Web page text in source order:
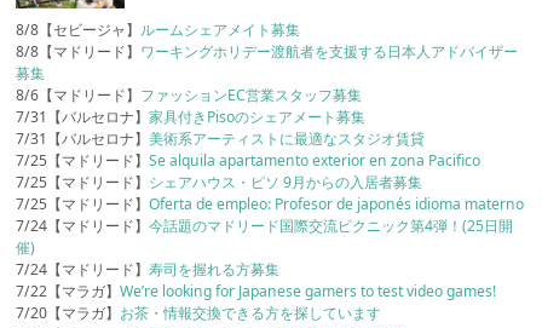
8/8【セビージャ】 ルームシェアメイト募集
8/8【マドリード】 ワーキングホリデー渡航者を支援する日本人アドバイザー
募集
8/6【マドリード】 ファッションEC営業スタッフ募集
7/31【バルセロナ】家具付きPisoのシェアメート募集
7/31【バルセロナ】美術系アーティストに最適なスタジオ賃貸
7/25【マドリード】Se alquila apartamento exterior en zona Pacifico
7/25【マドリード】 シェアハウス・ピソ 9月からの入居者募集
7/25【マドリード】Oferta de empleo: Profesor de japonés idioma materno
7/24【マドリード】今話題のマドリード国際交流ピクニック第4弾！(25日開
催)
7/24【マドリード】寿司を握れる方募集
7/22【マラガ】We’re looking for Japanese gamers to test video games!
7/20【マラガ】 お茶・情報交換できる方を探しています